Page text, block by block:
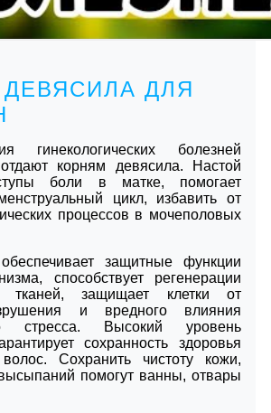
ДЛЯ
гинекологических болезней
корням девясила. Настой
боли в матке, помогает
цикл, избавить от
процессов в мочеполовых
защитные функции
способствует регенерации
тканей, защищает клетки от
и вредного влияния
стресса. Высокий уровень
сохранность здоровья
Сохранить чистоту кожи,
помогут ванны, отвары